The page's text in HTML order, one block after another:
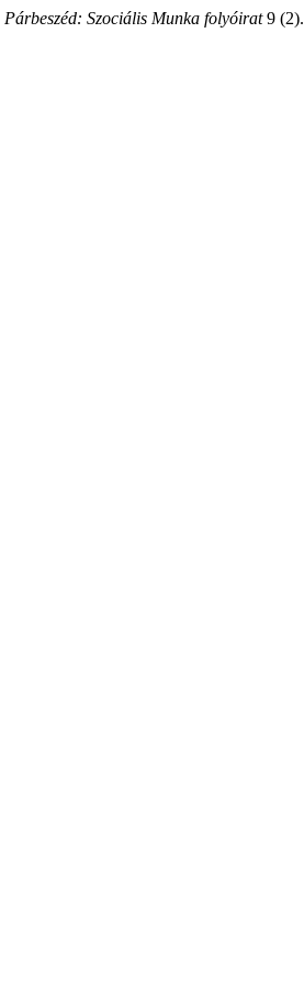
Párbeszéd: Szociális Munka folyóirat9 (2).